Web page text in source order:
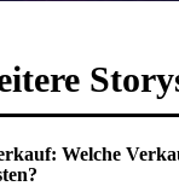
Welche